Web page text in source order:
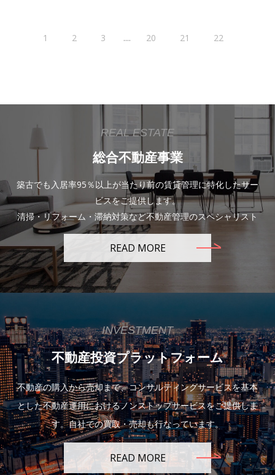
1 2 3 .... 20 21 22
REAL ESTATE
総合不動産事業
築古でも入居率95％以上が当たり前の賃貸管理に特化したサー
ビスをご提供します。
清掃・リフォーム・滞納対策など不動産管理のスペシャリスト
READ MORE
INVESTMENT
不動産投資プラットフォーム
不動産の購入から売却まで、コンサルティングサービスを基本
とした不動産運用におけるノンストップサービスをご提供しま
す。自社での買取・売却も行なっています。
READ MORE